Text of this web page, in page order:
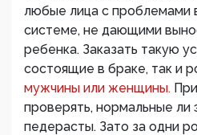
любые лица с проблемами
системе, не дающими
ребенка. Заказать такую
состоящие в браке, так и
мужчины или женщины.
проверять, нормальные ли
педерасты. Зато за одни